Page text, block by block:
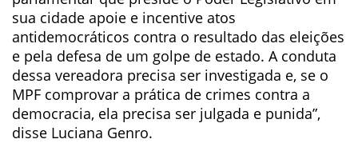
sua cidade apoie e incentive atos
antidemocráticos contra o resultado das eleições
e pela defesa de um golpe de estado. A conduta
dessa vereadora precisa ser investigada e, se o
MPF comprovar a prática de crimes contra a
democracia, ela precisa ser julgada e punida”,
disse Luciana Genro.